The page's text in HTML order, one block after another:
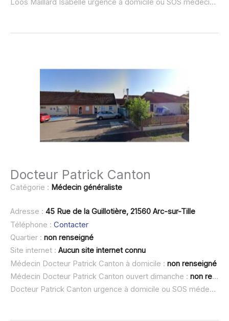
Loos Maillard Isabelle urgence à domicile ou SOS médecin :
Docteur Patrick Canton
Catégorie : Médecin généraliste
Adresse : 45 Rue de la Guillotière, 21560 Arc-sur-Tille
Téléphone : Contacter
Quartier : non renseigné
Site internet : Aucun site internet connu
Médecin Docteur Patrick Canton à domicile : non renseigné
Médecin Docteur Patrick Canton ouvert dimanche : non renseigné
Docteur Patrick Canton urgence à domicile ou SOS médecin :